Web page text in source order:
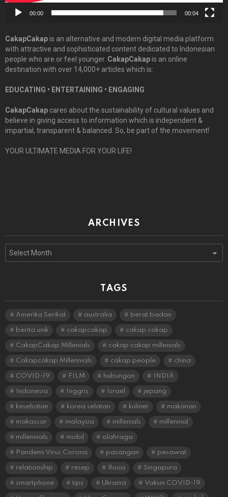
00:00 00:04
CakapCakapis an alternative and modern digital media platform
with attractive and sophisticated content dedicated to Indonesian
people who are or feel younger. CakapCakapis an online
destination with over 14,000+ articles which is:
EDUCATING • ENTERTAINING • ENGAGING
CakapCakap cares about the sustainability of cultural values and
believe in giving access to information which is independent &
impartial, transparent & balanced. So, be part of the movement!
YOUR ULTIMATE MEDIA FOR YOUR LIFE!
ARCHIVES
Archives
TAGS
Amerika Serikat australia berat badan
berita unik cakapcakap cakap cakap
CakapCakap Millenials cakap cakap millenials
Cakapcakap Millennials cakap people china
COVID-19 FILM hubungan INDIA
Indonesia Inggris Israel jepang
kesehatan korea selatan kuliner makanan
makassar malaysia millenials millennial
millennials mobil olahraga
Pandemi Virus Corona pasangan pesawat
relationship resep Rusia Singapura
smartphone tips Ukraina Vaksin COVID-19